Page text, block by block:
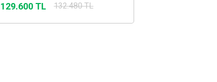
129.600 TL
132.480 TL